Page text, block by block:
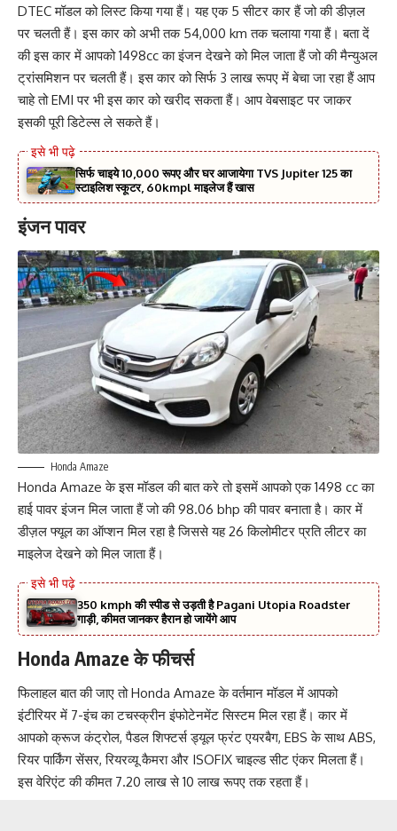
DTEC मॉडल को लिस्ट किया गया हैं। यह एक 5 सीटर कार हैं जो की डीज़ल
पर चलती हैं। इस कार को अभी तक 54,000 km तक चलाया गया हैं। बता दें
की इस कार में आपको 1498cc का इंजन देखने को मिल जाता हैं जो की मैन्युअल
ट्रांसमिशन पर चलती हैं। इस कार को सिर्फ 3 लाख रूपए में बेचा जा रहा हैं आप
चाहे तो EMI पर भी इस कार को खरीद सकता हैं। आप वेबसाइट पर जाकर
इसकी पूरी डिटेल्स ले सकते हैं।
सिर्फ चाइये 10,000 रूपए और घर आजायेगा TVS Jupiter 125 का
स्टाइलिश स्कूटर, 60kmpl माइलेज हैं खास
इंजन पावर
Honda Amaze
Honda Amaze के इस मॉडल की बात करे तो इसमें आपको एक 1498 cc का
हाई पावर इंजन मिल जाता हैं जो की 98.06 bhp की पावर बनाता है। कार में
डीज़ल फ्यूल का ऑप्शन मिल रहा है जिससे यह 26 किलोमीटर प्रति लीटर का
माइलेज देखने को मिल जाता हैं।
350 kmph की स्पीड से उड़ती है Pagani Utopia Roadster
गाड़ी, कीमत जानकर हैरान हो जायेंगे आप
Honda Amaze के फीचर्स
फिलाहल बात की जाए तो Honda Amaze के वर्तमान मॉडल में आपको
इंटीरियर में 7-इंच का टचस्क्रीन इंफोटेनमेंट सिस्टम मिल रहा हैं। कार में
आपको क्रूज कंट्रोल, पैडल शिफ्टर्स ड्यूल फ्रंट एयरबैग, EBS के साथ ABS,
रियर पार्किंग सेंसर, रियरव्यू कैमरा और ISOFIX चाइल्ड सीट एंकर मिलता हैं।
इस वेरिएंट की कीमत 7.20 लाख से 10 लाख रूपए तक रहता हैं।